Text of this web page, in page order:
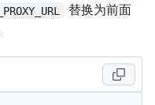
替换为前面